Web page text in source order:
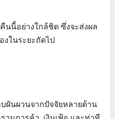
นนี้อย่างใกล้ชิด ซึ่งจะส่งผล
ในระยะถัดไป
ผันผวนจากปัจจัยหลายด้าน